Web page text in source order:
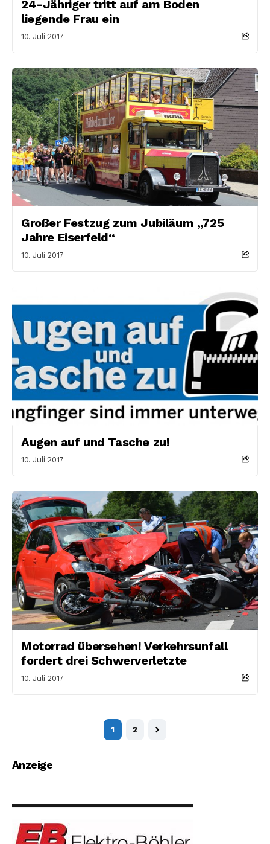
24-Jähriger tritt auf am Boden
liegende Frau ein
10. Juli 2017
Großer Festzug zum Jubiläum „725
Jahre Eiserfeld“
10. Juli 2017
Augen auf und Tasche zu!
10. Juli 2017
Motorrad übersehen! Verkehrsunfall
fordert drei Schwerverletzte
10. Juli 2017
1 2
Anzeige